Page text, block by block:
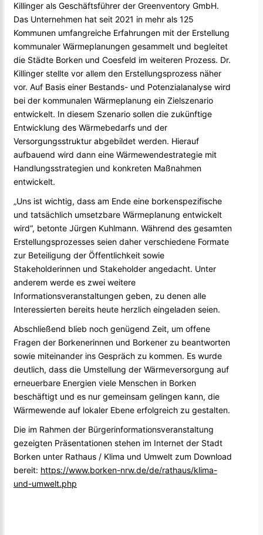
Killinger als Geschäftsführer der Greenventory GmbH.
Das Unternehmen hat seit 2021 in mehr als 125
Kommunen umfangreiche Erfahrungen mit der Erstellung
kommunaler Wärmeplanungen gesammelt und begleitet
die Städte Borken und Coesfeld im weiteren Prozess. Dr.
Killinger stellte vor allem den Erstellungsprozess näher
vor. Auf Basis einer Bestands- und Potenzialanalyse wird
bei der kommunalen Wärmeplanung ein Zielszenario
entwickelt. In diesem Szenario sollen die zukünftige
Entwicklung des Wärmebedarfs und der
Versorgungsstruktur abgebildet werden. Hierauf
aufbauend wird dann eine Wärmewendestrategie mit
Handlungsstrategien und konkreten Maßnahmen
entwickelt.
„Uns ist wichtig, dass am Ende eine borkenspezifische
und tatsächlich umsetzbare Wärmeplanung entwickelt
wird“, betonte Jürgen Kuhlmann. Während des gesamten
Erstellungsprozesses seien daher verschiedene Formate
zur Beteiligung der Öffentlichkeit sowie
Stakeholderinnen und Stakeholder angedacht. Unter
anderem werde es zwei weitere
Informationsveranstaltungen geben, zu denen alle
Interessierten bereits heute herzlich eingeladen seien.
Abschließend blieb noch genügend Zeit, um offene
Fragen der Borkenerinnen und Borkener zu beantworten
sowie miteinander ins Gespräch zu kommen. Es wurde
deutlich, dass die Umstellung der Wärmeversorgung auf
erneuerbare Energien viele Menschen in Borken
beschäftigt und es nur gemeinsam gelingen kann, die
Wärmewende auf lokaler Ebene erfolgreich zu gestalten.
Die im Rahmen der Bürgerinformationsveranstaltung
gezeigten Präsentationen stehen im Internet der Stadt
Borken unter Rathaus / Klima und Umwelt zum Download
bereit: https://www.borken-nrw.de/de/rathaus/klima-
und-umwelt.php